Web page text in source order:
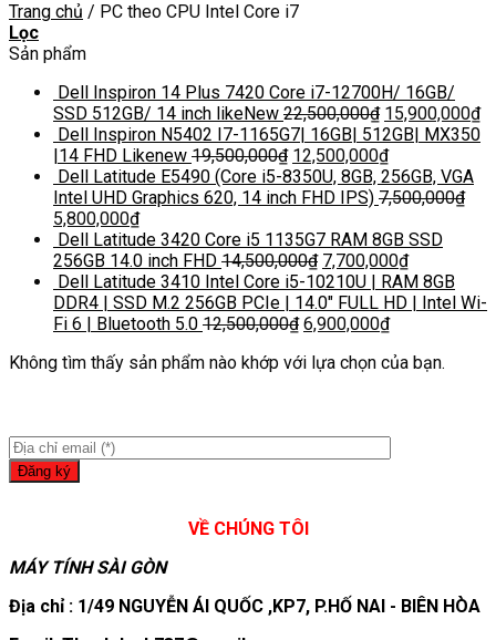
Trang chủ / PC theo CPU Intel Core i7
Lọc
Sản phẩm
Dell Inspiron 14 Plus 7420 Core i7-12700H/ 16GB/
SSD 512GB/ 14 inch likeNew 22,500,000₫ 15,900,000₫
Dell Inspiron N5402 I7-1165G7| 16GB| 512GB| MX350
|14 FHD Likenew 19,500,000₫ 12,500,000₫
Dell Latitude E5490 (Core i5-8350U, 8GB, 256GB, VGA
Intel UHD Graphics 620, 14 inch FHD IPS) 7,500,000₫
5,800,000₫
Dell Latitude 3420 Core i5 1135G7 RAM 8GB SSD
256GB 14.0 inch FHD 14,500,000₫ 7,700,000₫
Dell Latitude 3410 Intel Core i5-10210U | RAM 8GB
DDR4 | SSD M.2 256GB PCIe | 14.0″ FULL HD | Intel Wi-
Fi 6 | Bluetooth 5.0 12,500,000₫ 6,900,000₫
Không tìm thấy sản phẩm nào khớp với lựa chọn của bạn.
VỀ CHÚNG TÔI
MÁY TÍNH SÀI GÒN
Địa chỉ : 1/49 NGUYỄN ÁI QUỐC ,KP7, P.HỐ NAI - BIÊN HÒA